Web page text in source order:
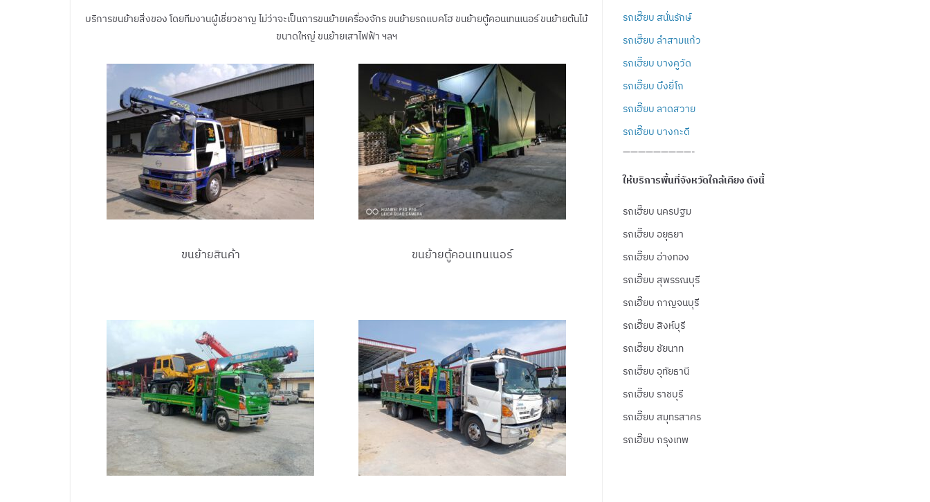
บริการขนย้ายสิ่งของ โดยทีมงานผู้เชี่ยวชาญ ไม่ว่าจะเป็นการขนย้ายเครื่องจักร ขนย้ายรถแบคโฮ ขนย้ายตู้คอนเทนเนอร์ ขนย้ายต้นไม้
ขนาดใหญ่ ขนย้ายเสาไฟฟ้า ฯลฯ
ขนย้ายสินค้า ขนย้ายตู้คอนเทนเนอร์
รถเฮี๊ยบ สนั่นรักษ์
รถเฮี๊ยบ ลำสามแก้ว
รถเฮี๊ยบ บางคูวัด
รถเฮี๊ยบ บึงยี่โถ
รถเฮี๊ยบ ลาดสวาย
รถเฮี๊ยบ บางกะดี
—————————-
ให้บริการพื้นที่จังหวัดใกล้เคียง ดังนี้
รถเฮี๊ยบ นครปฐม
รถเฮี๊ยบ อยุธยา
รถเฮี๊ยบ อ่างทอง
รถเฮี๊ยบ สุพรรณบุรี
รถเฮี๊ยบ กาญจนบุรี
รถเฮี๊ยบ สิงห์บุรี
รถเฮี๊ยบ ชัยนาท
รถเฮี๊ยบ อุทัยธานี
รถเฮี๊ยบ ราชบุรี
รถเฮี๊ยบ สมุทรสาคร
รถเฮี๊ยบ กรุงเทพ